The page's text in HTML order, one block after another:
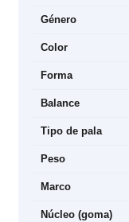
Género
Color
Forma
Balance
Tipo de pala
Peso
Marco
Núcleo (goma)